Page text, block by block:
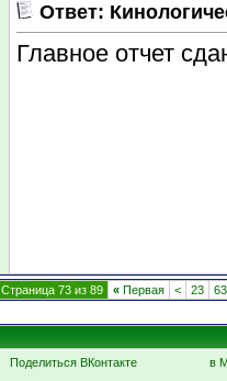
Ответ:
Главное отчет
Страница 73 из 89 « Первая < 23 63
Поделиться ВКонтакте
в